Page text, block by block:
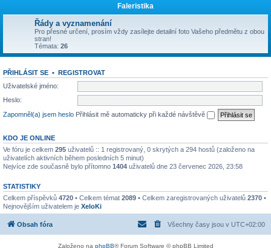
Faleristika
Řády a vyznamenání
Pro přesné určení, prosím vždy zasílejte detailní foto Vašeho předmětu z obou
stran!
Témata: 26
PŘIHLÁSIT SE • REGISTROVAT
Uživatelské jméno:
Heslo:
Zapomněl(a) jsem heslo Přihlásit mě automaticky při každé návštěvě
KDO JE ONLINE
Ve fóru je celkem 295 uživatelů :: 1 registrovaný, 0 skrytých a 294 hostů (založeno na
uživatelích aktivních během posledních 5 minut)
Nejvíce zde současně bylo přítomno 1404 uživatelů dne 23 červenec 2026, 23:58
STATISTIKY
Celkem příspěvků 4720 • Celkem témat 2089 • Celkem zaregistrovaných uživatelů 2370 •
Nejnovějším uživatelem je XeloKi
Obsah fóra Všechny časy jsou v UTC+02:00
Založeno na phpBB® Forum Software © phpBB Limited